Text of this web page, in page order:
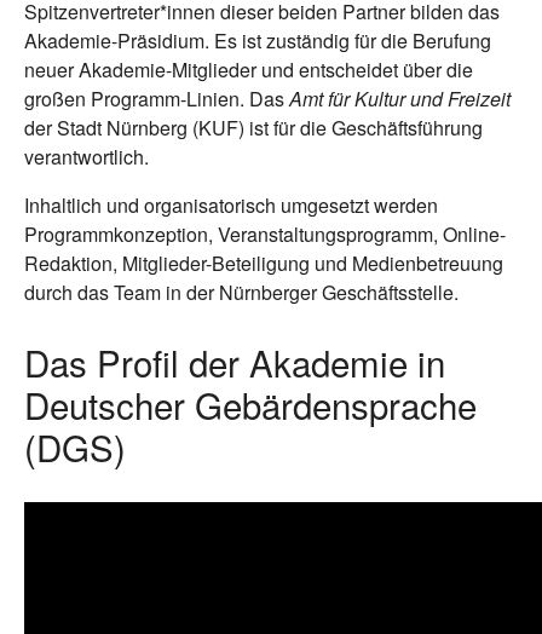
Spitzenvertreter*innen dieser beiden Partner bilden das
Akademie-Präsidium. Es ist zuständig für die Berufung
neuer Akademie-Mitglieder und entscheidet über die
großen Programm-Linien. DasAmt für Kultur und Freizeit
der Stadt Nürnberg (KUF) ist für die Geschäftsführung
verantwortlich.
Inhaltlich und organisatorisch umgesetzt werden
Programmkonzeption, Veranstaltungsprogramm, Online-
Redaktion, Mitglieder-Beteiligung und Medienbetreuung
durch das Team in der Nürnberger Geschäftsstelle.
Das Profil der Akademie in
Deutscher Gebärdensprache
(DGS)